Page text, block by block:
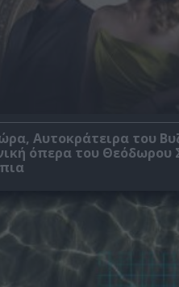
Αυτοκράτειρα του
όπερα του Θεόδωρου